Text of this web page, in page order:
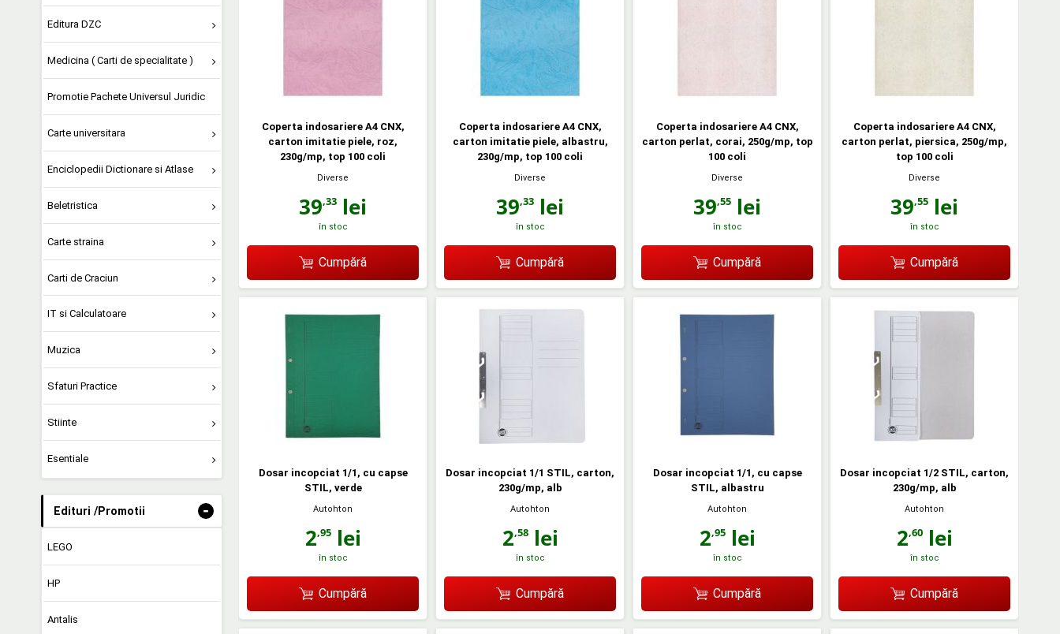
Editura DZC
Medicina ( Carti de specialitate )
Promotie Pachete Universul Juridic
Carte universitara
Enciclopedii Dictionare si Atlase
Beletristica
Carte straina
Carti de Craciun
IT si Calculatoare
Muzica
Sfaturi Practice
Stiinte
Esentiale
Edituri /Promotii -
LEGO
HP
Antalis
Coperta indosariere A4 CNX,
carton imitatie piele, roz,
230g/mp, top 100 coli
Diverse
39,33 lei
în stoc
Cumpără
Coperta indosariere A4 CNX,
carton imitatie piele, albastru,
230g/mp, top 100 coli
Diverse
39,33 lei
în stoc
Cumpără
Coperta indosariere A4 CNX,
carton perlat, corai, 250g/mp, top
100 coli
Diverse
39,55 lei
în stoc
Cumpără
Coperta indosariere A4 CNX,
carton perlat, piersica, 250g/mp,
top 100 coli
Diverse
39,55 lei
în stoc
Cumpără
Dosar incopciat 1/1, cu capse
STIL, verde
Autohton
2,95lei
în stoc
Cumpără
Dosar incopciat 1/1 STIL, carton,
230g/mp, alb
Autohton
2,58lei
în stoc
Cumpără
Dosar incopciat 1/1, cu capse
STIL, albastru
Autohton
2,95lei
în stoc
Cumpără
Dosar incopciat 1/2 STIL, carton,
230g/mp, alb
Autohton
2,60lei
în stoc
Cumpără